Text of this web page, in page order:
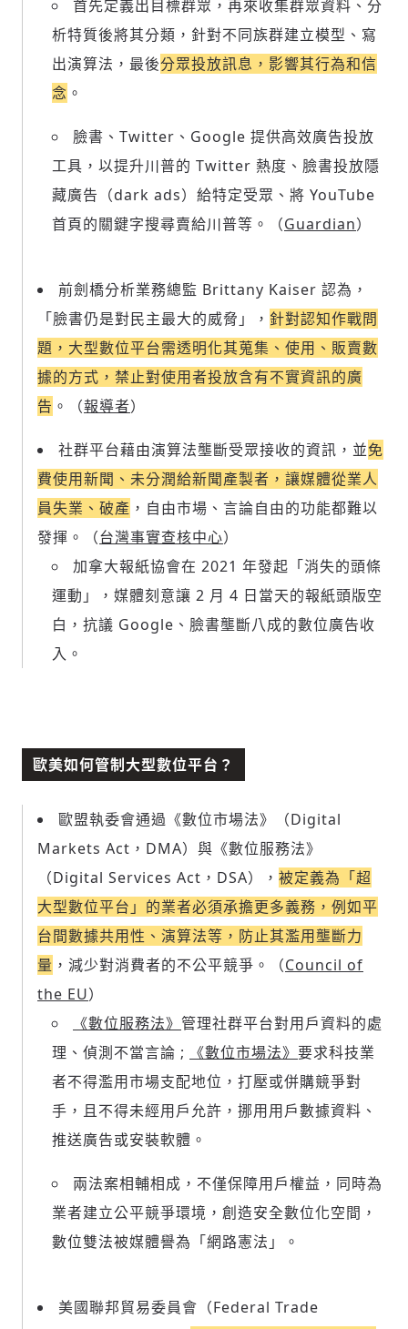
登入或註冊
參與下一波全球科技革命
輸入 Email 驗證碼
請輸入發送到
(十分鐘內有效)
驗證
首先定義出目標群眾，再來收集群眾資料、分
析特質後將其分類，針對不同族群建立模型、寫
出演算法，最後分眾投放訊息，影響其行為和信
念 。
臉書、Twitter、Google 提供高效廣告投放
工具，以提升川普的 Twitter 熱度、臉書投放隱
藏廣告（dark ads）給特定受眾、將 YouTube
首頁的關鍵字搜尋賣給川普等。（Guardian）
前劍橋分析業務總監 Brittany Kaiser 認為，
「臉書仍是對民主最大的威脅」， 針對認知作戰問
題，大型數位平台需透明化其蒐集、使用、販賣數
據的方式，禁止對使用者投放含有不實資訊的廣
告 。（報導者）
社群平台藉由演算法壟斷受眾接收的資訊，並免
費使用新聞、未分潤給新聞產製者，讓媒體從業人
員失業、破產 ，自由市場、言論自由的功能都難以
發揮。（台灣事實查核中心）
加拿大報紙協會在 2021 年發起「消失的頭條
運動」，媒體刻意讓 2 月 4 日當天的報紙頭版空
白，抗議 Google、臉書壟斷八成的數位廣告收
入。
歐美如何管制大型數位平台？
歐盟執委會通過《數位市場法》（Digital
Markets Act，DMA）與《數位服務法》
（Digital Services Act，DSA）， 被定義為「超
大型數位平台」的業者必須承擔更多義務，例如平
台間數據共用性、演算法等，防止其濫用壟斷力
量 ，減少對消費者的不公平競爭。（Council of
the EU）
《數位服務法》 管理社群平台對用戶資料的處
理、偵測不當言論 ;
《數位市場法》 要求科技業
者不得濫用市場支配地位，打壓或併購競爭對
手，且不得未經用戶允許，挪用用戶數據資料、
推送廣告或安裝軟體。
兩法案相輔相成，不僅保障用戶權益，同時為
業者建立公平競爭環境，創造安全數位化空間，
數位雙法被媒體譽為「網路憲法」。
美國聯邦貿易委員會（Federal Trade